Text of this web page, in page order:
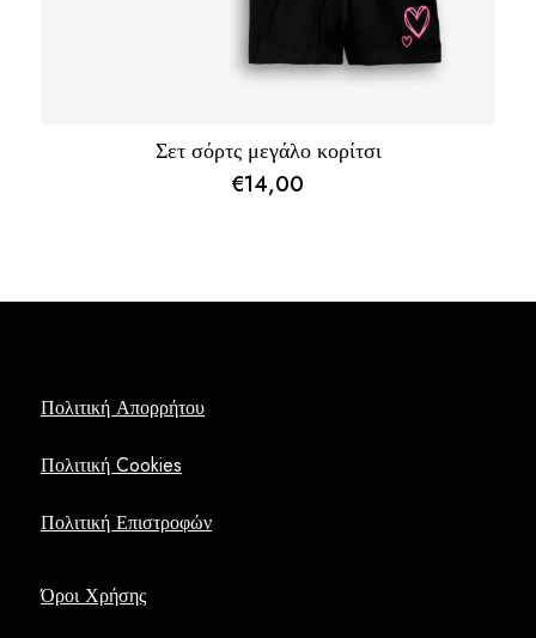
Σετ σόρτς μεγάλο κορίτσι
€14,00
Πολιτική Απορρήτου
Πολιτική Cookies
Πολιτική Επιστροφών
Όροι Χρήσης